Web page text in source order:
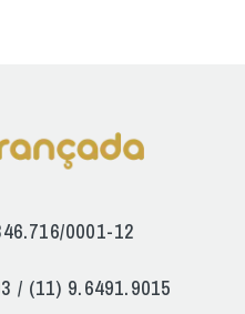
0001-12
/ (11) 9.6491.9015